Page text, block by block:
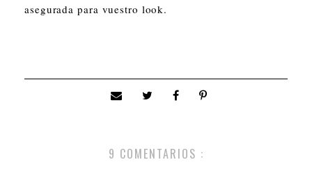
asegurada para vuestro look.
9 COMENTARIOS :